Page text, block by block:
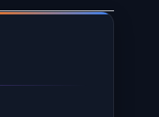
qui